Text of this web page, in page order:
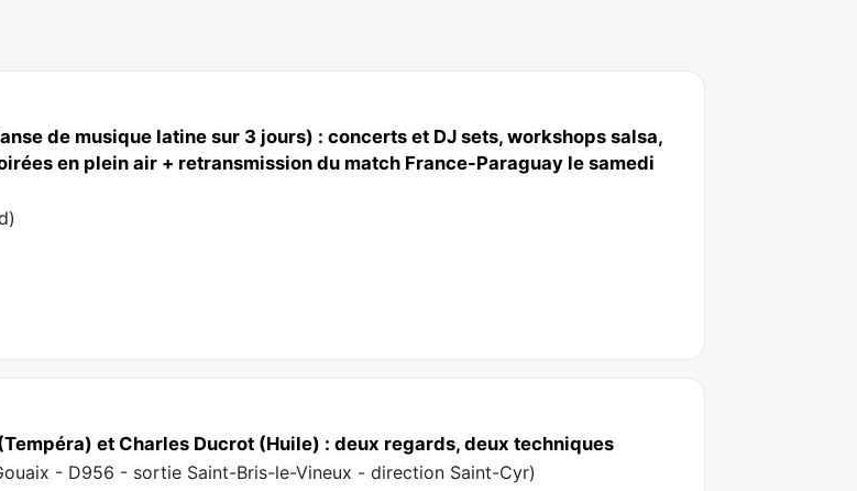
de musique latine sur 3 jours) : concerts et DJ sets, workshops salsa,
en plein air + retransmission du match France-Paraguay le samedi
)
et Charles Ducrot (Huile) : deux regards, deux techniques
- D956 - sortie Saint-Bris-le-Vineux - direction Saint-Cyr)